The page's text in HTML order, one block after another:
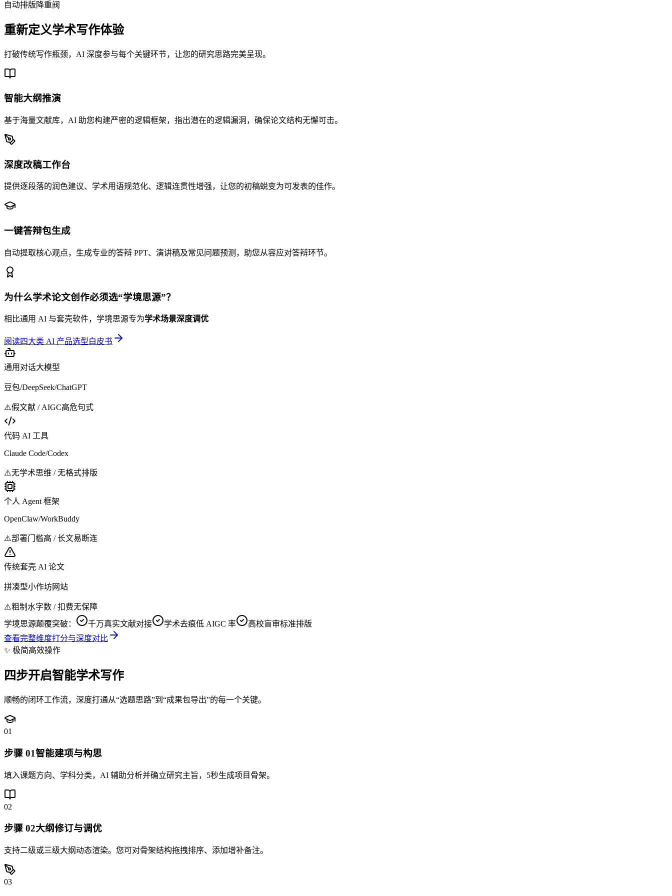
自动排版降重阀
重新定义学术写作体验
打破传统写作瓶颈，AI 深度参与每个关键环节，让您的研究思路完美呈现。
智能大纲推演
基于海量文献库，AI 助您构建严密的逻辑框架，指出潜在的逻辑漏洞，确保论文结构无懈可击。
深度改稿工作台
提供逐段落的润色建议、学术用语规范化、逻辑连贯性增强，让您的初稿蜕变为可发表的佳作。
一键答辩包生成
自动提取核心观点，生成专业的答辩 PPT、演讲稿及常见问题预测，助您从容应对答辩环节。
为什么学术论文创作必须选“学境思源”？
相比通用 AI 与套壳软件，学境思源专为学术场景深度调优
阅读四大类 AI 产品选型白皮书
通用对话大模型
豆包/DeepSeek/ChatGPT
⚠️假文献 / AIGC高危句式
代码 AI 工具
Claude Code/Codex
⚠️无学术思维 / 无格式排版
个人 Agent 框架
OpenClaw/WorkBuddy
⚠️部署门槛高 / 长文易断连
传统套壳 AI 论文
拼凑型小作坊网站
⚠️粗制水字数 / 扣费无保障
学境思源颠覆突破：
千万真实文献对接 学术去痕低 AIGC 率
高校盲审标准排版
查看完整维度打分与深度对比
✨ 极简高效操作
四步开启智能学术写作
顺畅的闭环工作流，深度打通从“选题思路”到“成果包导出”的每一个关键。
01
步骤 01智能建项与构思
填入课题方向、学科分类，AI 辅助分析并确立研究主旨，5秒生成项目骨架。
02
步骤 02大纲修订与调优
支持二级或三级大纲动态渲染。您可对骨架结构拖拽排序、添加增补备注。
03